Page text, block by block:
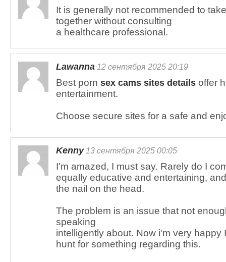
It is generally not recommended to
together without consulting
a healthcare professional.
Lawanna 12 сентября 2025 20:19
Best porn sex cams sites details offer
entertainment.
Choose secure sites for a safe and
Kenny13 сентября 2025 00:05
I'm amazed, I must say. Rarely do I
equally educative and entertaining,
the nail on the head.
The problem is an issue that not
speaking
intelligently about. Now i'm very
hunt for something regarding this.